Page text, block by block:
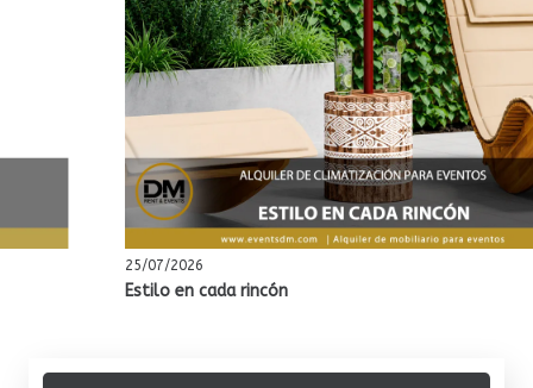
25/07/2026
Estilo en cada rincón